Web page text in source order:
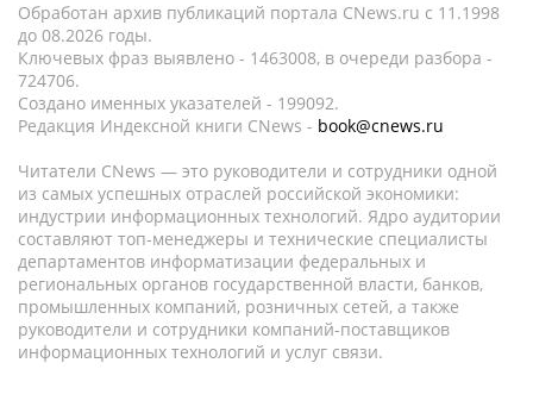
Обработан архив публикаций портала CNews.ru c 11.1998
до 08.2026 годы.
Ключевых фраз выявлено - 1463008, в очереди разбора -
724706.
Создано именных указателей - 199092.
Редакция Индексной книги CNews - book@cnews.ru
Читатели CNews — это руководители и сотрудники одной
из самых успешных отраслей российской экономики:
индустрии информационных технологий. Ядро аудитории
составляют топ-менеджеры и технические специалисты
департаментов информатизации федеральных и
региональных органов государственной власти, банков,
промышленных компаний, розничных сетей, а также
руководители и сотрудники компаний-поставщиков
информационных технологий и услуг связи.